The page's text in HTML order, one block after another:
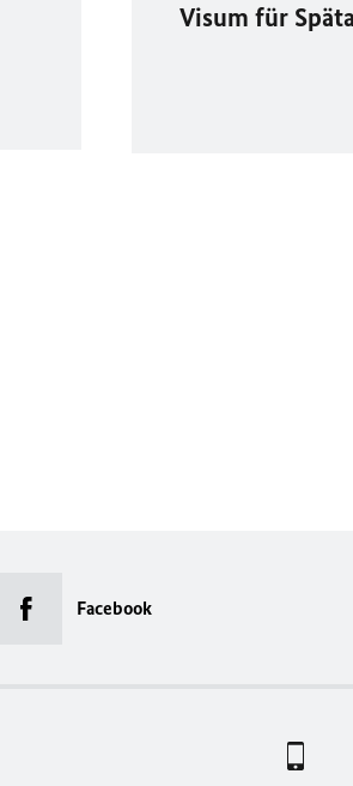
Visum für
Facebook